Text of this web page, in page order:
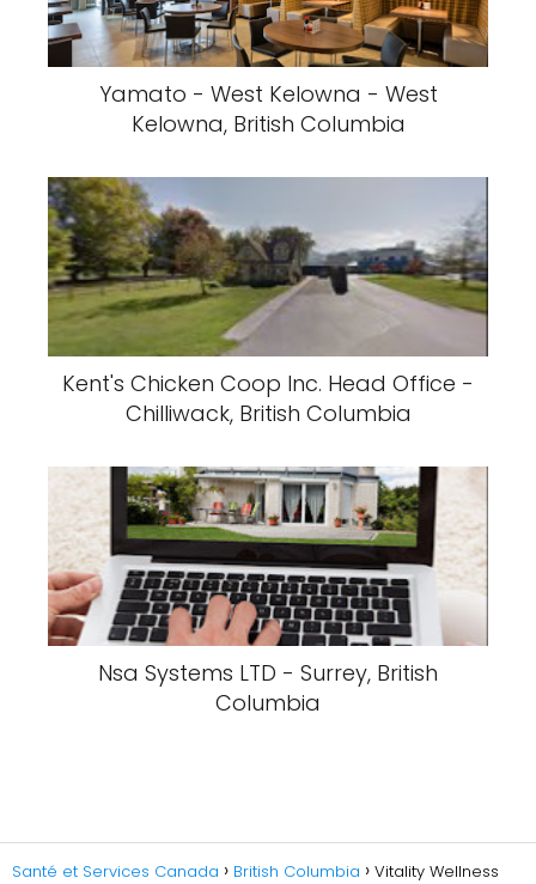
Yamato - West Kelowna - West
Kelowna, British Columbia
Kent's Chicken Coop Inc. Head Office -
Chilliwack, British Columbia
Nsa Systems LTD - Surrey, British
Columbia
Santé et Services Canada British Columbia Vitality Wellness